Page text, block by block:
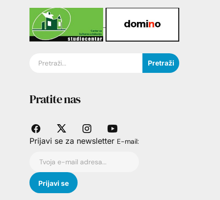
Pretraži
Pratite nas
Prijavi se za newsletter E-mail: